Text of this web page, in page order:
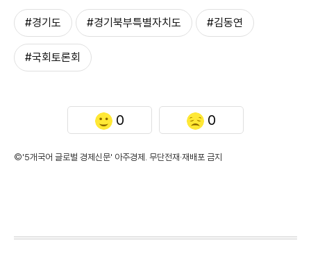
#경기도 #경기북부특별자치도 #김동연
#국회토론회
0 0
©'5개국어 글로벌 경제신문' 아주경제. 무단전재·재배포 금지